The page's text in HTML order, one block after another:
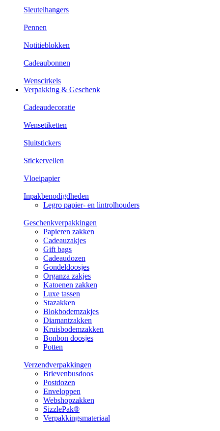
Sleutelhangers
Pennen
Notitieblokken
Cadeaubonnen
Wenscirkels
Verpakking & Geschenk
Cadeaudecoratie
Wensetiketten
Sluitstickers
Stickervellen
Vloeipapier
Inpakbenodigdheden
Legro papier- en lintrolhouders
Geschenkverpakkingen
Papieren zakken
Cadeauzakjes
Gift bags
Cadeaudozen
Gondeldoosjes
Organza zakjes
Katoenen zakken
Luxe tassen
Stazakken
Blokbodemzakjes
Diamantzakken
Kruisbodemzakken
Bonbon doosjes
Potten
Verzendverpakkingen
Brievenbusdoos
Postdozen
Enveloppen
Webshopzakken
SizzlePak®
Verpakkingsmateriaal